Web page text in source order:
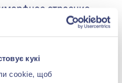
кукі
cookie, щоб
строение
его называть “радужный
в красный.